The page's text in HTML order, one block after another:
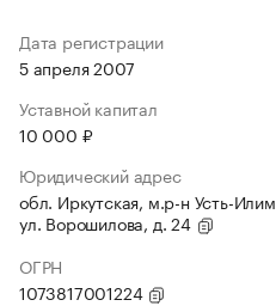
Дата регистрации
5 апреля 2007
Уставной капитал
10 000 ₽
Юридический адрес
обл. Иркутская, м.р-н Усть-
ул. Ворошилова, д. 24
ОГРН
1073817001224